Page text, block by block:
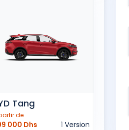
Tang
de
000 Dhs 1 Version